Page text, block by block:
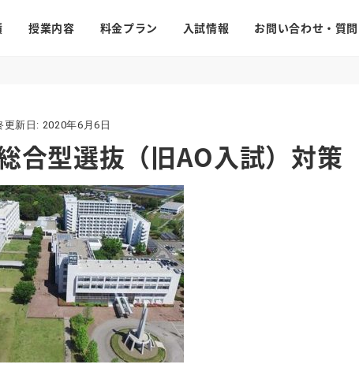
授業内容 料金プラン 入試情報 お問い合わせ・質問
更新日: 2020年6月6日
合型選抜（旧AO入試）対策